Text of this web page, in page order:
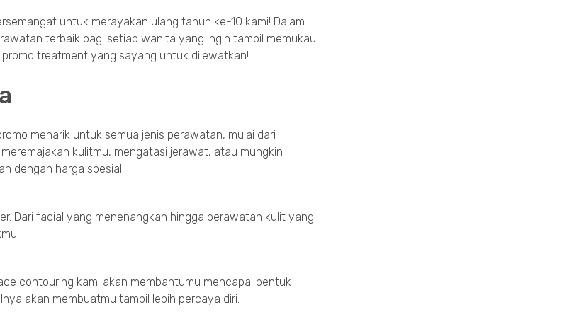
untuk merayakan ulang tahun ke-10 kami! Dalam
terbaik bagi setiap wanita yang ingin tampil memukau.
treatment yang sayang untuk dilewatkan!
menarik untuk semua jenis perawatan, mulai dari
kulitmu, mengatasi jerawat, atau mungkin
dengan harga spesial!
Dari facial yang menenangkan hingga perawatan kulit yang
contouring kami akan membantumu mencapai bentuk
akan membuatmu tampil lebih percaya diri.